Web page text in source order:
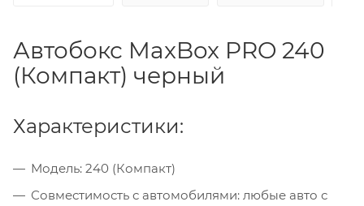
Автобокс MaxBox PRO 240
(Компакт) черный
Характеристики:
Модель: 240 (Компакт)
Совместимость с автомобилями: любые авто с